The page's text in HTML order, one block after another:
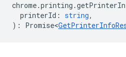
chrome.printing .
printerId : string,
) : Promise<